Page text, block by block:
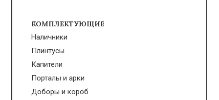
КОМПЛЕКТУЮЩИЕ
Наличники
Плинтусы
Капители
Порталы и арки
Доборы и короб